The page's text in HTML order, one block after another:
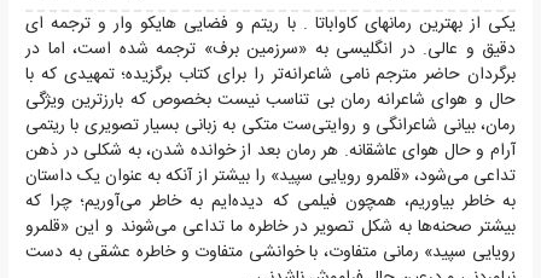
یکی از بهترین رمانهای کاواباتا . با ریتم و فضایی هایکو وار و ترجمه ای
دقیق و عالی. در انگلیسی به «سرزمین برف» ترجمه شده است، اما در
برگردان حاضر مترجم نامی شاعرانه‌تر را برای کتاب برگزیده؛ تمهیدی که با
حال و هوای شاعرانه رمان بی تناسب نیست بخصوص که بارزترین ویژگی
رمان، بیانی شاعرانگی و روایتی‌ست متکی به زبانی بسیار تصویری با ریتمی
آرام و حال هوای عاشقانه. هر رمان بعد از خوانده شدن، به شکلی در ذهن
تداعی می‌شود، «قلمرو رویایی سپید» را بیشتر از آنکه به عنوان یک داستان
به خاطر بیاوریم، همچون فیلمی که دیده‌ایم به خاطر می‌آوریم؛ چرا که
بیشتر صحنه‌ها به شکل تصویر در خاطره ما تداعی می‌شوند و این «قلمرو
رویایی سپید» رمانی متفاوت، با خوانشی متفاوت و خاطره عشقی به دست